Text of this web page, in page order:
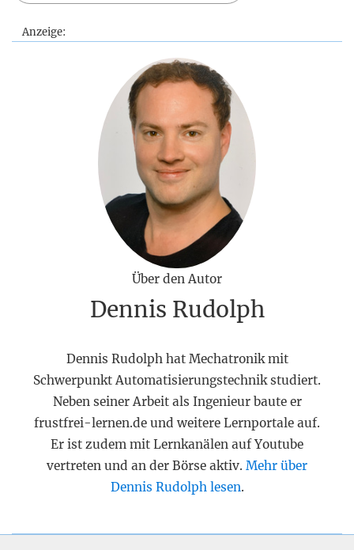
Anzeige:
Über den Autor
Dennis Rudolph
Dennis Rudolph hat Mechatronik mit
Schwerpunkt Automatisierungstechnik studiert.
Neben seiner Arbeit als Ingenieur baute er
frustfrei-lernen.de und weitere Lernportale auf.
Er ist zudem mit Lernkanälen auf Youtube
vertreten und an der Börse aktiv. Mehr über
Dennis Rudolph lesen.